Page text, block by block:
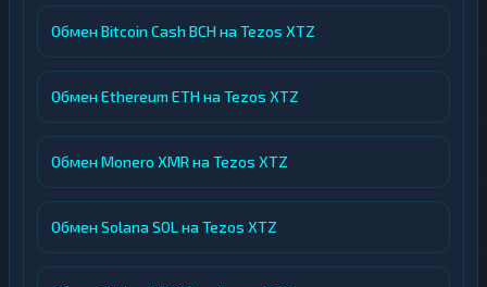
Обмен Bitcoin Cash BCH на Tezos XTZ
Обмен Ethereum ETH на Tezos XTZ
Обмен Monero XMR на Tezos XTZ
Обмен Solana SOL на Tezos XTZ